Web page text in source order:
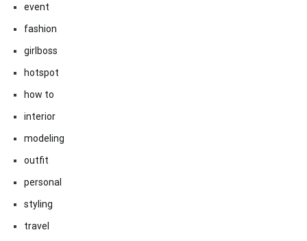
event
fashion
girlboss
hotspot
how to
interior
modeling
outfit
personal
styling
travel